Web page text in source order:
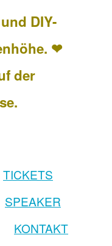
DIY-
❤
der
TICKETS
SPEAKER
KONTAKT